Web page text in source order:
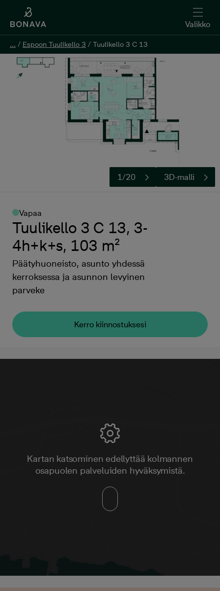
Valikko
... / Espoon Tuulikello 3 / Tuulikello 3 C 13
1/20 3D-malli
Vapaa
Tuulikello 3 C 13, 3-
4h+k+s, 103 m²
Päätyhuoneisto, asunto yhdessä
kerroksessa ja asunnon levyinen
parveke
Kerro kiinnostuksesi
... / Espoon Tuulikello 3 / Tuulikello 3 C 13
Kerro kiinnostuksesi
Kartan katsominen edellyttää kolmannen
osapuolen palveluiden hyväksymistä.